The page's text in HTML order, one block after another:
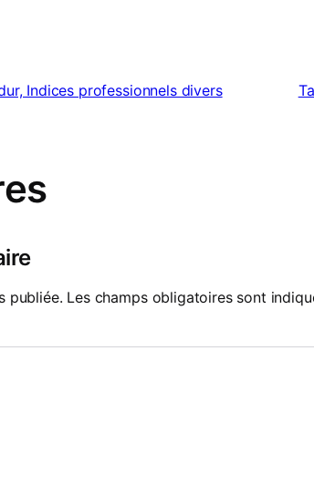
Indices professionnels divers
publiée. Les champs obligatoires sont